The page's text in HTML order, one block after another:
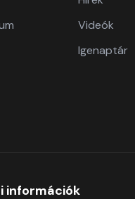
Videók
Igenaptár
információk